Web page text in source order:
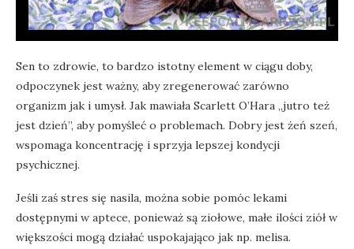
Sen to zdrowie, to bardzo istotny element w ciągu doby,
odpoczynek jest ważny, aby zregenerować zarówno
organizm jak i umysł. Jak mawiała Scarlett O’Hara „jutro też
jest dzień”, aby pomyśleć o problemach. Dobry jest żeń szeń,
wspomaga koncentrację i sprzyja lepszej kondycji
psychicznej.
Jeśli zaś stres się nasila, można sobie pomóc lekami
dostępnymi w aptece, ponieważ są ziołowe, małe ilości ziół w
większości mogą działać uspokajająco jak np. melisa.